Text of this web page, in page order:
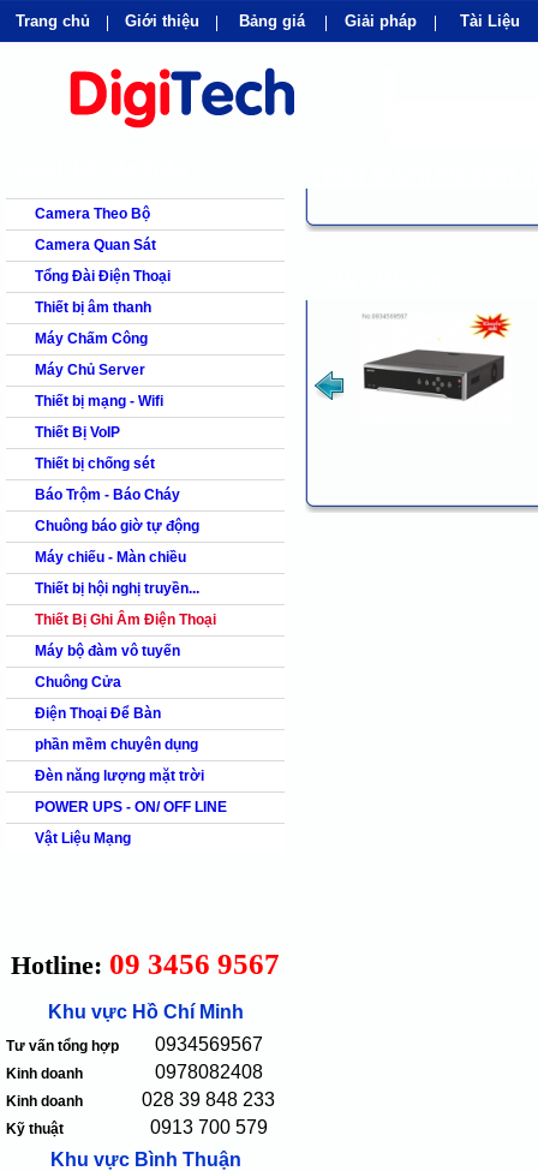
Trang chủ Giới thiệu Bảng giá Giải pháp Tài Liệu
products
Camera Theo Bộ
Camera Quan Sát
Tổng Đài Điện Thoại
Thiết bị âm thanh
Máy Chấm Công
Máy Chủ Server
Thiết bị mạng - Wifi
Thiết Bị VoIP
Thiết bị chống sét
Báo Trộm - Báo Cháy
Chuông báo giờ tự động
Máy chiếu - Màn chiều
Thiết bị hội nghị truyền...
Thiết Bị Ghi Âm Điện Thoại
Máy bộ đàm vô tuyến
Chuông Cửa
Điện Thoại Để Bàn
phần mềm chuyên dụng
Đèn năng lượng mặt trời
POWER UPS - ON/ OFF LINE
Vật Liệu Mạng
Hotline: 09 3456 9567
Khu vực Hồ Chí Minh
Tư vấn tổng hợp 0934569567
Kinh doanh 0978082408
Kinh doanh 028 39 848 233
Kỹ thuật
0913 700 579
Khu vực Bình Thuận